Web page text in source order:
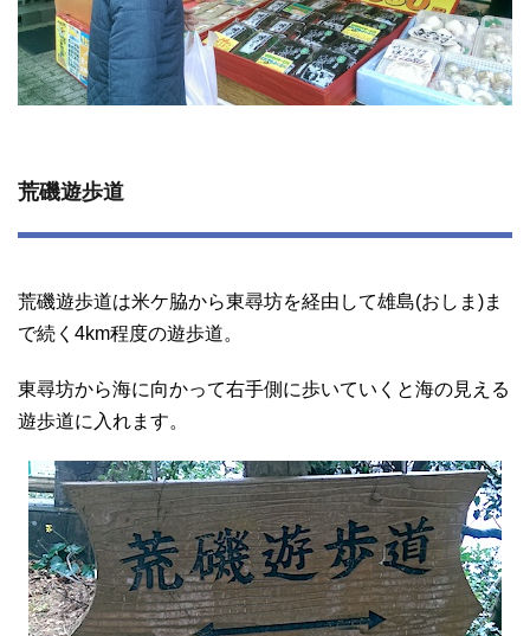
荒磯遊歩道
荒磯遊歩道は米ケ脇から東尋坊を経由して雄島(おしま)ま
で続く4km程度の遊歩道。
東尋坊から海に向かって右手側に歩いていくと海の見える
遊歩道に入れます。